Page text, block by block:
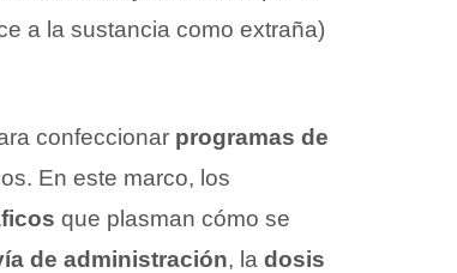
a la sustancia como extraña)
confeccionar programas de
En este marco, los
que plasman cómo se
de administración, la dosis